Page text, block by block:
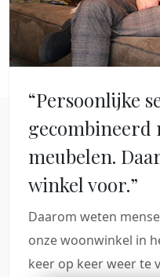
“Persoonlijke
gecombineerd
meubelen.
winkel voor.”
Daarom weten
onze woonwinkel in
keer op keer weer te